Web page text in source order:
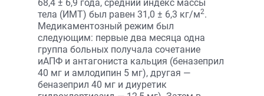
68,4 ± 6,9 года, средний индекс массы
тела (ИМТ) был равен 31,0 ± 6,3 кг/м2.
Медикаментозный режим был
следующим: первые два месяца одна
группа больных получала сочетание
иАПФ и антагониста кальция (беназеприл
40 мг и амлодипин 5 мг), другая —
беназеприл 40 мг и диуретик